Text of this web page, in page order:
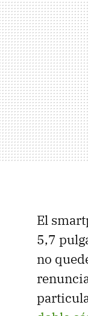
El
5,7
no